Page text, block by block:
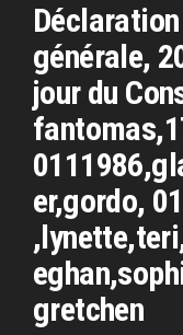
générale,
jour du
er,gordo,
gretchen